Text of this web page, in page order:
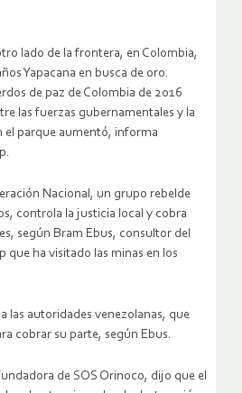
lado de la frontera, en Colombia,
Yapacana en busca de oro.
de paz de Colombia de 2016
las fuerzas gubernamentales y la
el parque aumentó, informa
Nacional, un grupo rebelde
controla la justicia local y cobra
según Bram Ebus, consultor del
que ha visitado las minas en los
las autoridades venezolanas, que
cobrar su parte, según Ebus.
de SOS Orinoco, dijo que el